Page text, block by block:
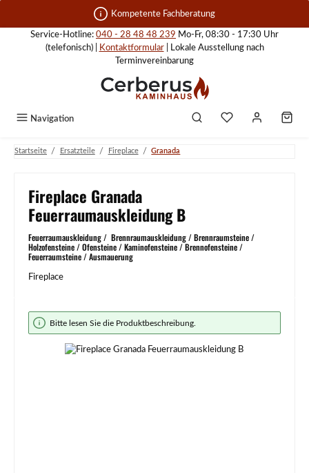
Zum Hauptinhalt springen Kompetente Fachberatung
Service-Hotline: 040 - 28 48 48 239 Mo-Fr, 08:30 - 17:30 Uhr
(telefonisch) |
Kontaktformular| Lokale Ausstellung nach
Terminvereinbarung
Navigation
Startseite / Ersatzteile / Fireplace / Granada
Fireplace Granada
Feuerraumauskleidung B
Feuerraumauskleidung / Brennraumauskleidung / Brennraumsteine /
Holzofensteine / Ofensteine / Kaminofensteine / Brennofensteine /
Feuerraumsteine / Ausmauerung
Fireplace
Bildergalerie überspringen
Bitte lesen Sie die Produktbeschreibung.